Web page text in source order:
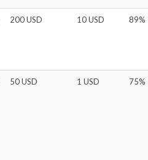
200 USD 10 USD 89%
50 USD 1 USD 75%